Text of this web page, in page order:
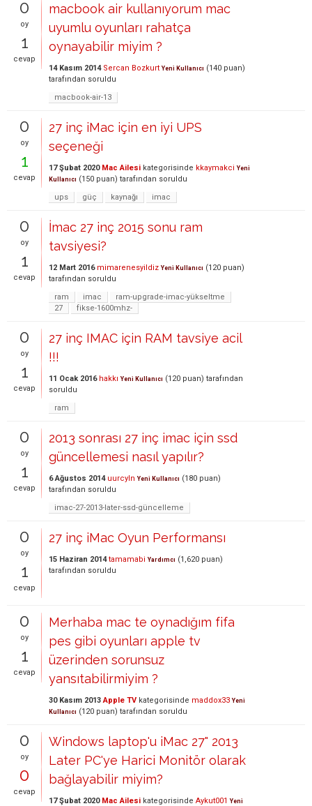
0
oy
1
cevap
macbook air kullanıyorum mac
uyumlu oyunları rahatça
oynayabilir miyim ?
14 Kasım 2014 Sercan Bozkurt Yeni Kullanıcı (140 puan)
tarafından soruldu
macbook-air-13
0
oy
1
cevap
27 inç iMac için en iyi UPS
seçeneği
17 Şubat 2020 Mac Ailesi kategorisinde kkaymakci Yeni
Kullanıcı (150 puan) tarafından soruldu
ups
güç kaynağı imac
0
oy
1
cevap
İmac 27 inç 2015 sonu ram
tavsiyesi?
12 Mart 2016 mimarenesyildiz Yeni Kullanıcı (120 puan)
tarafından soruldu
ram
imac
ram-upgrade-imac-yükseltme
27
fikse-1600mhz-
0
oy
1
cevap
27 inç IMAC için RAM tavsiye acil
!!!
11 Ocak 2016 hakkı Yeni Kullanıcı (120 puan) tarafından
soruldu
ram
0
oy
1
cevap
2013 sonrası 27 inç imac için ssd
güncellemesi nasıl yapılır?
6 Ağustos 2014 uurcyln Yeni Kullanıcı (180 puan)
tarafından soruldu
imac-27-2013-later-ssd-güncelleme
0
oy
1
cevap
27 inç iMac Oyun Performansı
15 Haziran 2014 tamamabi Yardımcı (1,620 puan)
tarafından soruldu
0
oy
1
cevap
Merhaba mac te oynadığım fifa
pes gibi oyunları apple tv
üzerinden sorunsuz
yansıtabilirmiyim ?
30 Kasım 2013 Apple TV kategorisinde maddox33 Yeni
Kullanıcı (120 puan) tarafından soruldu
0
oy
0
cevap
Windows laptop'u iMac 27" 2013
Later PC'ye Harici Monitör olarak
bağlayabilir miyim?
17 Şubat 2020 Mac Ailesi kategorisinde Aykut001 Yeni